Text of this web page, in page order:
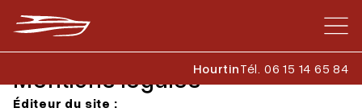
HourtinTél. 06 15 14 65 84
Mentions légales
Éditeur du site :